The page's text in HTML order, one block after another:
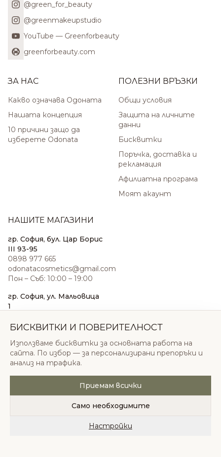
@green_for_beauty
@greenmakeupstudio
YouTube — Greenforbeauty
greenforbeauty.com
ЗА НАС
Какво означава Одоната
Нашата концепция
10 причини защо да
изберете Odonata
ПОЛЕЗНИ ВРЪЗКИ
Общи условия
Защита на личните
данни
Бисквитки
Поръчка, доставка и
рекламация
Афилиатна програма
Моят акаунт
НАШИТЕ МАГАЗИНИ
гр. София, бул. Цар Борис
III 93-95
0898 977 665
odonatacosmetics@gmail.com
Пон – Съб: 10:00 – 19:00
гр. София, ул. Мальовица
1
sales@odonatacosmetics.com
Нед: 11:00 – 18:00
© 2026 Одоната Козметикс ООД. Всички права
запазени.
Политика за поверителностОбщи условия
БИСКВИТКИ И ПОВЕРИТЕЛНОСТ
Използваме бисквитки за основната работа на
сайта. По избор — за персонализирани препоръки и
анализ на трафика.
Приемам всички
Само необходимите
Настройки